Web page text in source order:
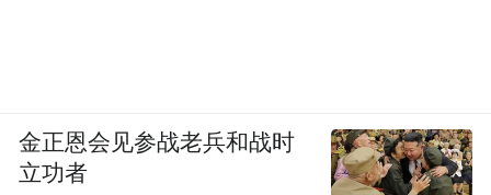
金正恩会见参战老兵和战时
立功者